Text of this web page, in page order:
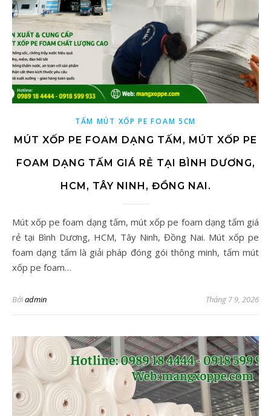
TẤM MÚT XỐP PE FOAM 5CM
MÚT XỐP PE FOAM DẠNG TẤM, MÚT XỐP PE
FOAM DẠNG TẤM GIÁ RẺ TẠI BÌNH DƯƠNG,
HCM, TÂY NINH, ĐỒNG NAI.
Mút xốp pe foam dạng tấm, mút xốp pe foam dạng tấm giá
rẻ tại Bình Dương, HCM, Tây Ninh, Đồng Nai. Mút xốp pe
foam dạng tấm là giải pháp đóng gói thông minh, tấm mút
xốp pe foam…
Bởiadmin Tháng 7 9, 2026